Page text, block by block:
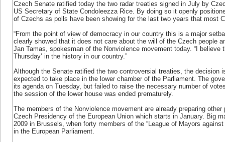
Czech Senate ratified today the two radar treaties signed in July by
US Secretary of State Condoleezza Rice. By doing so it openly
of Czechs as polls have been showing for the last two years that most
“From the point of view of democracy in our country this is a major
clearly showed that it does not care about the will of the Czech people
Jan Tamas, spokesman of the Nonviolence movement today. “I believe
Thursday’ in the history in our country.”
Although the Senate ratified the two controversial treaties, the decision
expected to take place in the lower chamber of the Parliament. The
its agenda on Tuesday, but failed to raise the necessary number of
the session of the lower house was ended prematurely.
The members of the Nonviolence movement are already preparing
Czech Presidency of the European Union which starts in January. Big
2009 in Brussels, when forty members of the “League of Mayors
in the European Parliament.